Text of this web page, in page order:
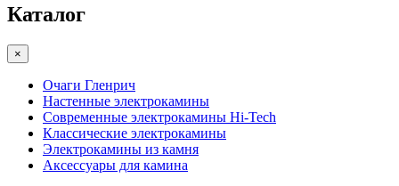
Каталог
×
Очаги Гленрич
Настенные электрокамины
Современные электрокамины Hi-Tech
Классические электрокамины
Электрокамины из камня
Аксессуары для камина